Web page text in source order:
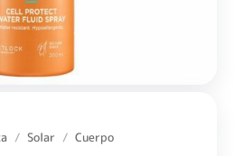
/ Solar / Cuerpo